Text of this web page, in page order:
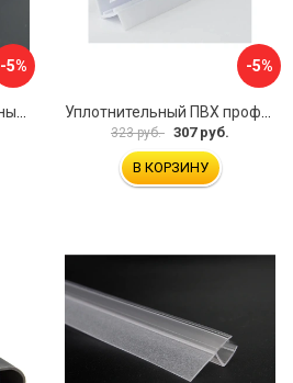
-5%
Магнитный уплотнительный профиль для стекла 8 мм SERVICE PLUS PVH04-914KW8
-5%
Уплотнительный ПВХ профиль для стекла 8мм SERVICE PLUS PVH04-403/7WM8
323 руб. 307 руб.
В КОРЗИНУ